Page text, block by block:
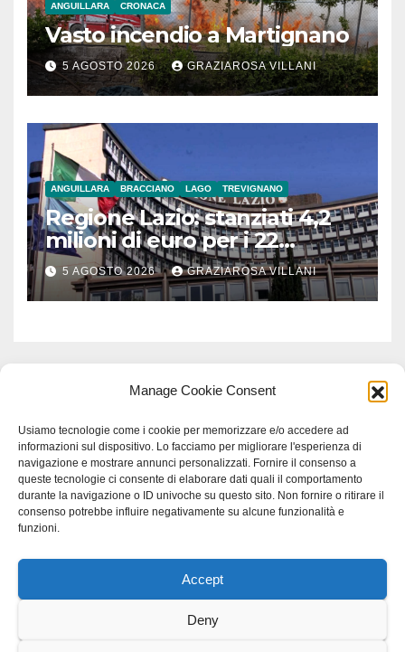
Manage Cookie Consent
Usiamo tecnologie come i cookie per memorizzare e/o accedere ad
informazioni sul dispositivo. Lo facciamo per migliorare l'esperienza di
navigazione e mostrare annunci personalizzati. Fornire il consenso a
queste tecnologie ci consente di elaborare dati quali il comportamento
durante la navigazione o ID univoche su questo sito. Non fornire o ritirare il
consenso potrebbe influire negativamente su alcune funzionalità e
funzioni.
Accept
Deny
ANGUILLARA CRONACA
Vasto incendio a Martignano
5 AGOSTO 2026 GRAZIAROSA VILLANI
ANGUILLARA BRACCIANO LAGO TREVIGNANO
Regione Lazio: stanziati 4,2
milioni di euro per i 22
Comuni dell’Etruria
Meridionale
5 AGOSTO 2026 GRAZIAROSA VILLANI
Proudly powered by WordPress|Tema: Newspaperex di
Scienza studio specialistico bracciano